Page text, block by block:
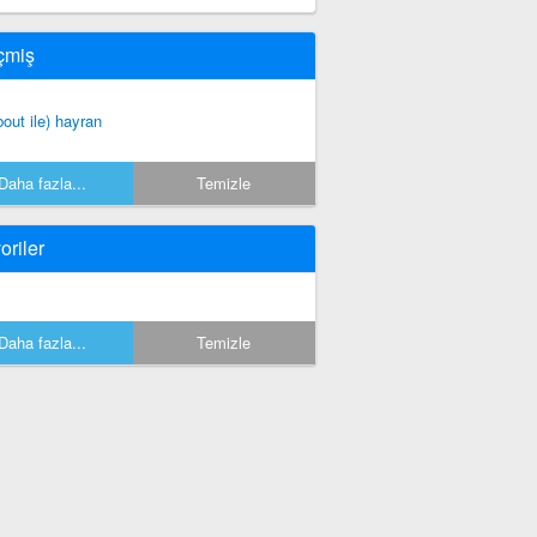
ile) hayran
Daha fazla... Temizle
Daha fazla... Temizle